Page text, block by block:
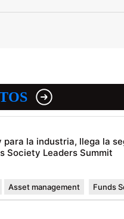
para la industria, llega la
Society Leaders Summit
Asset management Funds